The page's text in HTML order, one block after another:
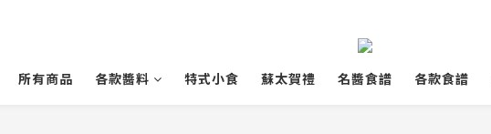
所有商品 各款醬料 特式小食 蘇太賀禮 名醬食譜 各款食譜